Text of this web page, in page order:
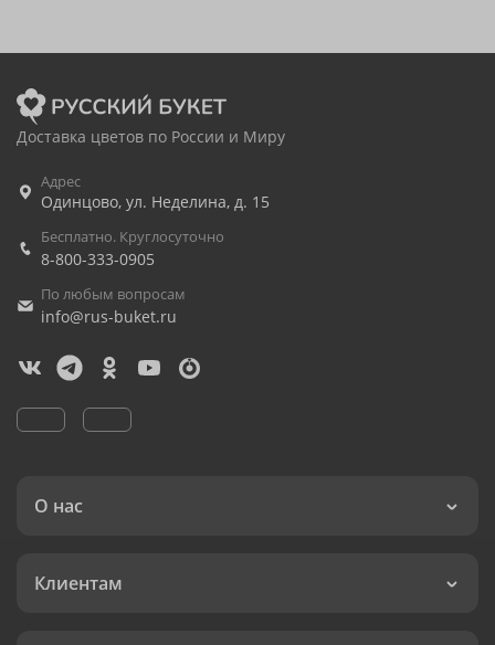
Доставка цветов по России и Миру
Адрес
Одинцово, ул. Неделина, д. 15
Бесплатно. Круглосуточно
8-800-333-0905
По любым вопросам
info@rus-buket.ru
О нас
Клиентам